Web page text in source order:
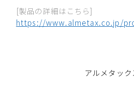
[製品の詳細はこちら]
https://www.almetax.co.jp/
アルメタッ